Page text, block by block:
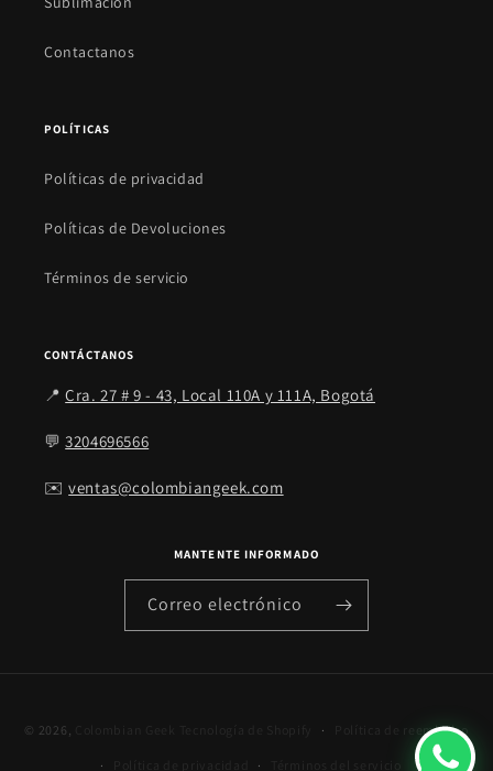
Contactanos
POLÍTICAS
Políticas de privacidad
Políticas de Devoluciones
Términos de servicio
CONTÁCTANOS
📍Cra. 27 # 9 - 43, Local 110A y 111A, Bogotá
💬3204696566
✉️ventas@colombiangeek.com
MANTENTE INFORMADO
Correo electrónico
© 2026, Política de reembolso